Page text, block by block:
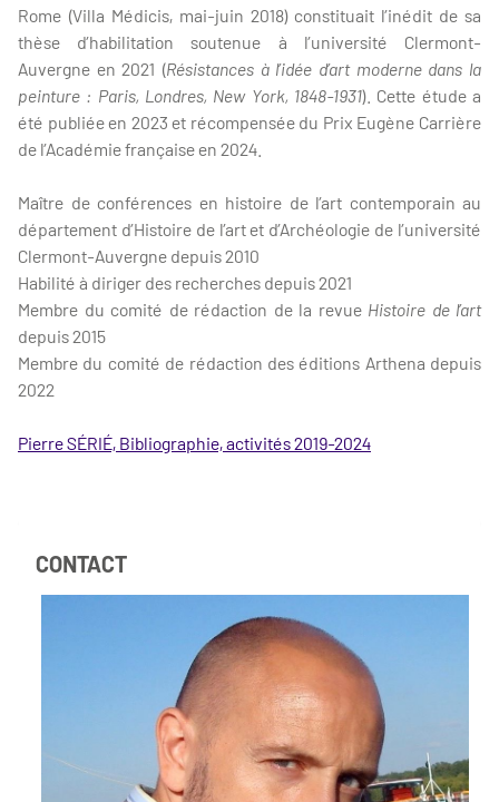
Rome (Villa Médicis, mai-juin 2018) constituait l’inédit de sa
thèse d’habilitation soutenue à l’université Clermont-
Auvergne en 2021 (Résistances à l’idée d’art moderne dans la
peinture : Paris, Londres, New York, 1848-1931). Cette étude a
été publiée en 2023 et récompensée du Prix Eugène Carrière
de l’Académie française en 2024.
Maître de conférences en histoire de l’art contemporain au
département d’Histoire de l’art et d’Archéologie de l’université
Clermont-Auvergne depuis 2010
Habilité à diriger des recherches depuis 2021
Membre du comité de rédaction de la revue Histoire de l’art
depuis 2015
Membre du comité de rédaction des éditions Arthena depuis
2022
Pierre SÉRIÉ, Bibliographie, activités 2019-2024
CONTACT